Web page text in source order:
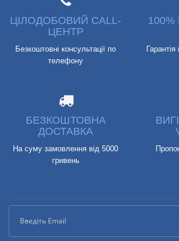
ЦІЛОДОБОВИЙ CALL-
ЦЕНТР
Безкоштовні консультації по
телефону
БЕЗКОШТОВНА
ДОСТАВКА
На суму замовлення від 5000
гривень